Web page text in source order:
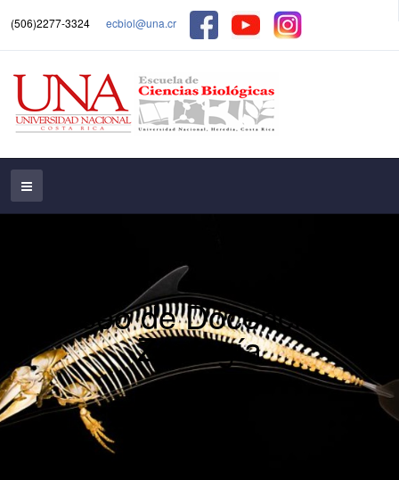
(506)2277-3324 ecbiol@una.cr
Museo de Docencia de
Zoología